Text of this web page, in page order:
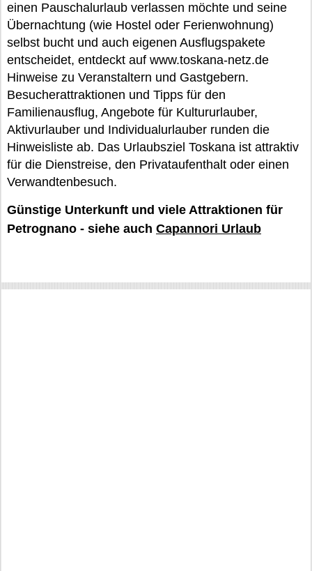
einen Pauschalurlaub verlassen möchte und seine
Übernachtung (wie Hostel oder Ferienwohnung)
selbst bucht und auch eigenen Ausflugspakete
entscheidet, entdeckt auf www.toskana-netz.de
Hinweise zu Veranstaltern und Gastgebern.
Besucherattraktionen und Tipps für den
Familienausflug, Angebote für Kultururlauber,
Aktivurlauber und Individualurlauber runden die
Hinweisliste ab. Das Urlaubsziel Toskana ist attraktiv
für die Dienstreise, den Privataufenthalt oder einen
Verwandtenbesuch.
Günstige Unterkunft und viele Attraktionen für
Petrognano - siehe auch Capannori Urlaub